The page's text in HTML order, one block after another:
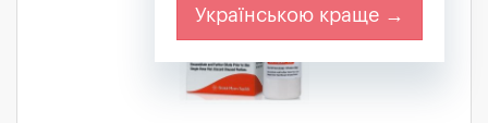
Українською краще →